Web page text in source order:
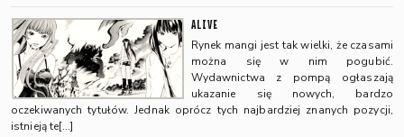
ALIVE
Rynek mangi jest tak wielki, że czasami
można się w nim pogubić.
Wydawnictwa z pompą ogłaszają
ukazanie się nowych, bardzo
oczekiwanych tytułów. Jednak oprócz tych najbardziej znanych pozycji,
istnieją te[…]